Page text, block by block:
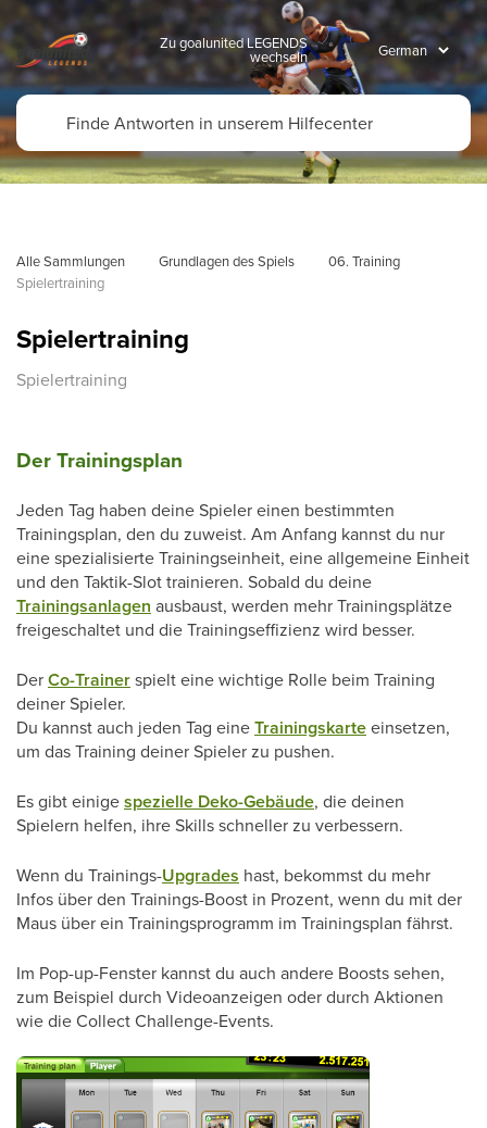
Zu goalunited LEGENDS
wechseln
Alle Sammlungen Grundlagen des Spiels
06. Training
Spielertraining
Spielertraining
Spielertraining
Der Trainingsplan
Jeden Tag haben deine Spieler einen bestimmten
Trainingsplan, den du zuweist. Am Anfang kannst du nur
eine spezialisierte Trainingseinheit, eine allgemeine Einheit
und den Taktik-Slot trainieren. Sobald du deine
Trainingsanlagen ausbaust, werden mehr Trainingsplätze
freigeschaltet und die Trainingseffizienz wird besser.
DerCo-Trainerspielt eine wichtige Rolle beim Training
deiner Spieler.
Du kannst auch jeden Tag eineTrainingskarteeinsetzen,
um das Training deiner Spieler zu pushen.
Es gibt einigespezielle Deko-Gebäude, die deinen
Spielern helfen, ihre Skills schneller zu verbessern.
Wenn du Trainings-Upgrades hast, bekommst du mehr
Infos über den Trainings-Boost in Prozent, wenn du mit der
Maus über ein Trainingsprogramm im Trainingsplan fährst.
Im Pop-up-Fenster kannst du auch andere Boosts sehen,
zum Beispiel durch Videoanzeigen oder durch Aktionen
wie die Collect Challenge-Events.